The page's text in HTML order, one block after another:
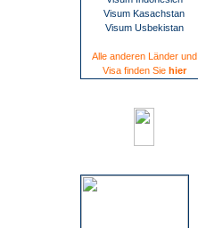
Visum Kasachstan
Visum Usbekistan
Alle anderen Länder und
Visa finden Siehier